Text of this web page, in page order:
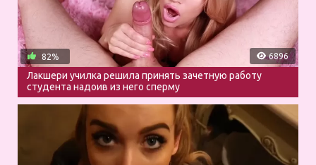
6896
82%
Лакшери училка решила принять зачетную работу
студента надоив из него сперму